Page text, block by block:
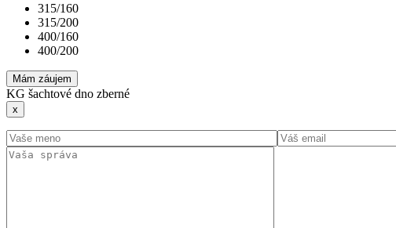
315/160
315/200
400/160
400/200
Mám záujem
KG šachtové dno zberné
x